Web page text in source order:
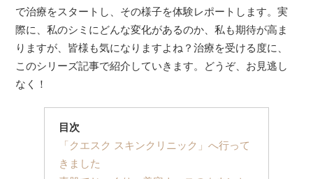
で治療をスタートし、その様子を体験レポートします。実
際に、私のシミにどんな変化があるのか、私も期待が高ま
りますが、皆様も気になりますよね？治療を受ける度に、
このシリーズ記事で紹介していきます。どうぞ、お見逃し
なく！
目次
「クエスク スキンクリニック」へ行って
きました